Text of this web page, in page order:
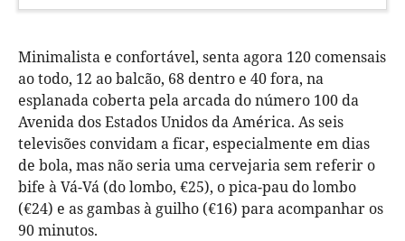
Minimalista e confortável, senta agora 120 comensais
ao todo, 12 ao balcão, 68 dentro e 40 fora, na
esplanada coberta pela arcada do número 100 da
Avenida dos Estados Unidos da América. As seis
televisões convidam a ficar, especialmente em dias
de bola, mas não seria uma cervejaria sem referir o
bife à Vá-Vá (do lombo, €25), o pica-pau do lombo
(€24) e as gambas à guilho (€16) para acompanhar os
90 minutos.